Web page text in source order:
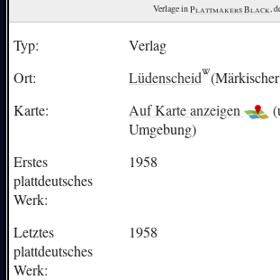
Verlage in Plattmakers Black,
Typ:
Verlag
Ort:
Lüdenscheid
Karte:
Auf Karte anzeigen
Umgebung)
Erstes
plattdeutsches
Werk:
1958
Letztes
plattdeutsches
Werk:
1958